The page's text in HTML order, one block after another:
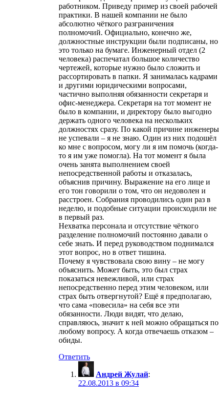
работником. Приведу пример из своей рабочей
практики. В нашей компании не было
абсолютно чёткого разграничения
полномочий. Официально, конечно же,
должностные инструкции были подписаны, но
это только на бумаге. Инженерный отдел (2
человека) распечатал большое количество
чертежей, которые нужно было сложить и
рассортировать в папки. Я занималась кадрами
и другими юридическими вопросами,
частично выполняя обязанности секретаря и
офис-менеджера. Секретаря на тот момент не
было в компании, и директору было выгодно
держать одного человека на нескольких
должностях сразу. По какой причине инженеры
не успевали – я не знаю. Один из них подошёл
ко мне с вопросом, могу ли я им помочь (когда-
то я им уже помогла). На тот момент я была
очень занята выполнением своей
непосредственной работы и отказалась,
объяснив причину. Выражение на его лице и
его тон говорили о том, что он недоволен и
расстроен. Собрания проводились один раз в
неделю, и подобные ситуации происходили не
в первый раз.
Нехватка персонала и отсутствие чёткого
разделение полномочий постоянно давали о
себе знать. И перед руководством поднимался
этот вопрос, но в ответ тишина.
Почему я чувствовала свою вину – не могу
объяснить. Может быть, это был страх
показаться невежливой, или страх
непосредственно перед этим человеком, или
страх быть отвергнутой? Ещё я предполагаю,
что сама «повесила» на себя все эти
обязанности. Люди видят, что делаю,
справляюсь, значит к ней можно обращаться по
любому вопросу. А когда отвечаешь отказом –
обиды.
Ответить
Андрей Жулай:
22.08.2013 в 09:34